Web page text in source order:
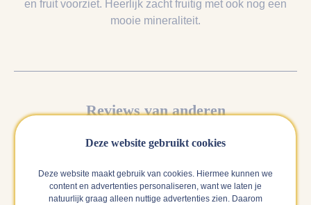
en fruit voorziet. Heerlijk zacht fruitig met ook nog een
mooie mineraliteit.
Reviews van anderen
Hieronder vind je alle reviews over deze wijn. Als wij
buyer, dan laten wij deze als eerste zien en zwaarder
meewegen in het gemiddelde cijfer.
Deze website gebruikt cookies
Deze website maakt gebruik van cookies. Hiermee kunnen we
content en advertenties personaliseren, want we laten je
natuurlijk graag alleen nuttige advertenties zien. Daarom